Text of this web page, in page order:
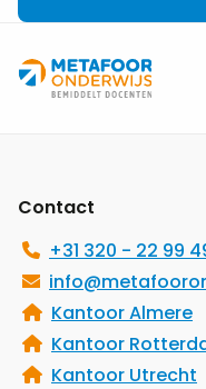
Contact
+31 320 - 22 99
Kantoor Almere
Kantoor
Kantoor Utrecht